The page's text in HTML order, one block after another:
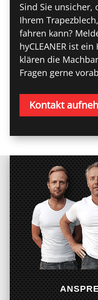
Sind Sie unsicher,
Ihrem
fahren kann?
hyCLEANER ist
klären die
Fragen gerne
Kontakt